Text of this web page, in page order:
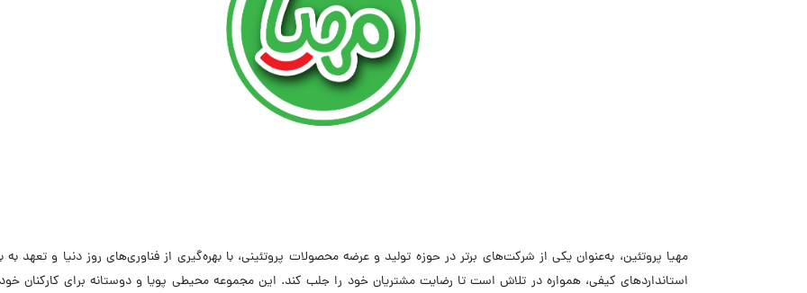
مهیا پروتئین، به‌عنوان یکی از شرکت‌های برتر در حوزه تولید و عرضه محصولات پروتئینی، با بهره‌گیری از فناوری‌های روز دنیا و تعهد به
استانداردهای کیفی، همواره در تلاش است تا رضایت مشتریان خود را جلب کند. این مجموعه محیطی پویا و دوستانه برای کارکنان